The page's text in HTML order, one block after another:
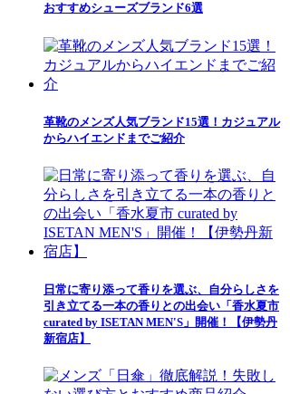
おすすめシューズブランド6選
革靴のメンズ人気ブランド15選！カジュアル
からハイエンドまでご紹介
日常に寄り添って香りを選ぶ、自分らしさを
引き立てる一本の香りとの出会い「香水夏市
curated by ISETAN MEN'S」開催！【伊勢丹
新宿店】